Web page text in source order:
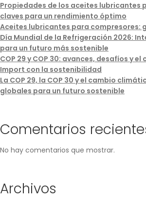
Propiedades de los aceites lubricantes
claves para un rendimiento óptimo
Aceites lubricantes para compresores:
Día Mundial de la Refrigeración 2026:
para un futuro más sostenible
COP 29 y COP 30: avances, desafíos y
Import con la sostenibilidad
La COP 29, la COP 30 y el cambio
globales para un futuro sostenible
Comentarios
No hay comentarios que mostrar.
Archivos